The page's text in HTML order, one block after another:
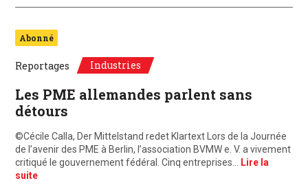
Abonné
Reportages Industries
Les PME allemandes parlent sans
détours
©Cécile Calla, Der Mittelstand redet Klartext Lors de la Journée
de l’avenir des PME à Berlin, l’association BVMW e. V. a vivement
critiqué le gouvernement fédéral. Cinq entreprises… Lire la
suite